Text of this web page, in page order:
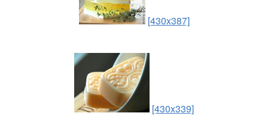
[430x387]
[430x339]